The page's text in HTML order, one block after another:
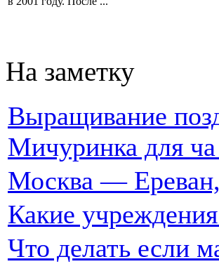
На заметку
Выращивание
Мичуринка для
Москва —
Какие
Что делать если